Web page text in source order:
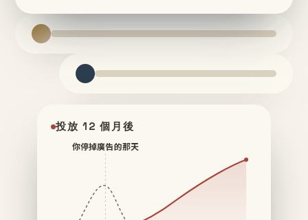
投放 12 個月後
你停掉廣告的那天